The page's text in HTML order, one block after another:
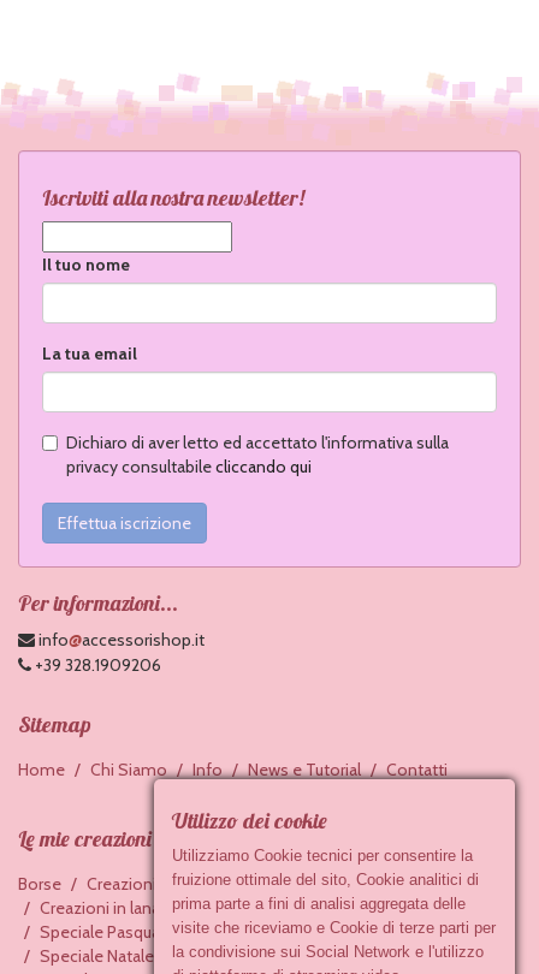
Iscriviti alla nostra newsletter!
Il tuo nome
La tua email
Dichiaro di aver letto ed accettato l'informativa sulla
privacy consultabilecliccando qui
Effettua iscrizione
Per informazioni...
info@accessorishop.it
+39 328.1909206
Sitemap
Home Chi Siamo Info News e Tutorial Contatti
Le mie creazioni
Borse Creazioni in feltro
Accessori in ceramica
Creazioni in lana cardata
Bracciali
Portachiavi
Speciale Pasqua
Baby
Creazioni ai ferri
Speciale Natale
Creazioni all'uncinetto
Collane
Utilizzo dei cookie
Utilizziamo Cookie tecnici per consentire la
fruizione ottimale del sito, Cookie analitici di
prima parte a fini di analisi aggregata delle
visite che riceviamo e Cookie di terze parti per
la condivisione sui Social Network e l'utilizzo